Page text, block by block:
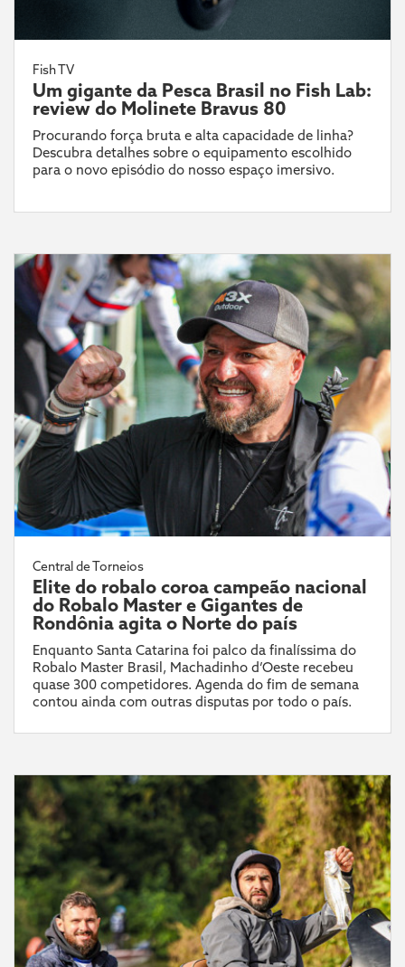
Fish TV
Um gigante da Pesca Brasil no Fish Lab:
review do Molinete Bravus 80
Procurando força bruta e alta capacidade de linha?
Descubra detalhes sobre o equipamento escolhido
para o novo episódio do nosso espaço imersivo.
Central de Torneios
Elite do robalo coroa campeão nacional
do Robalo Master e Gigantes de
Rondônia agita o Norte do país
Enquanto Santa Catarina foi palco da finalíssima do
Robalo Master Brasil, Machadinho d’Oeste recebeu
quase 300 competidores. Agenda do fim de semana
contou ainda com outras disputas por todo o país.